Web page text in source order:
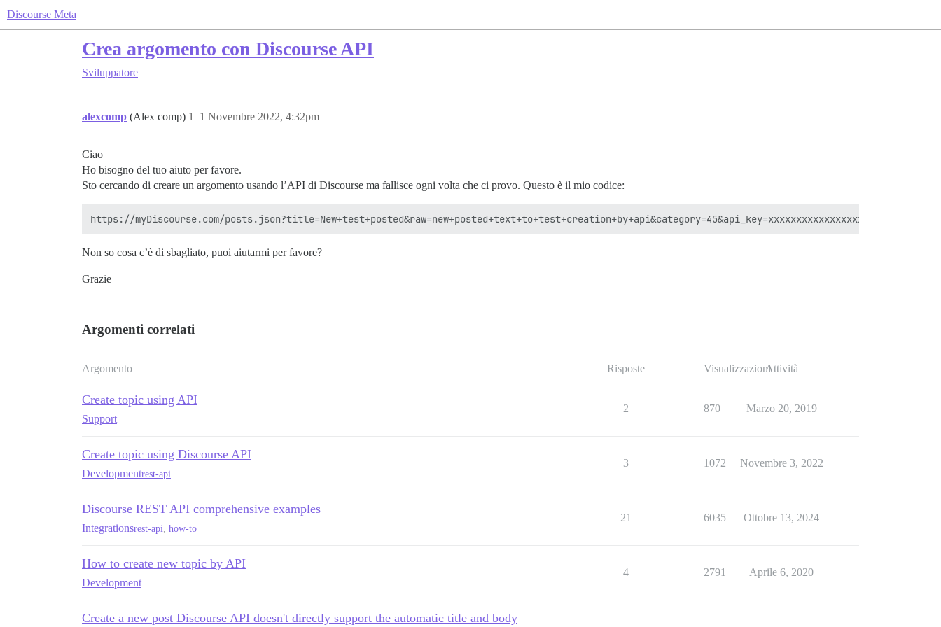
Discourse Meta
Crea argomento con Discourse API
Sviluppatore
alexcomp (Alex comp) 1 Novembre 2022, 4:32pm
1
Ciao
Ho bisogno del tuo aiuto per favore.
Sto cercando di creare un argomento usando l’API di Discourse ma fallisce ogni volta che ci provo. Questo è il mio codice:
Non so cosa c’è di sbagliato, puoi aiutarmi per favore?
Grazie
Argomenti correlati
Argomento Risposte VisualizzazioniAttività
Create topic using API
Support
2 870 Marzo 20, 2019
Create topic using Discourse API
Developmentrest-api
3 1072 Novembre 3, 2022
Discourse REST API comprehensive examples
Integrationsrest-api how-to
21 6035 Ottobre 13, 2024
How to create new topic by API
Development
4 2791 Aprile 6, 2020
Create a new post Discourse API doesn't directly support the automatic title and body